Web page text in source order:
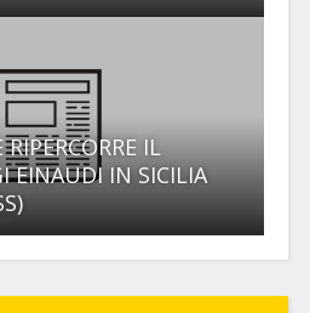
IL
EINAUDI IN SICILIA